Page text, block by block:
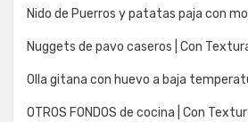
Nido de Puerros y patatas paja con
Nuggets de pavo caseros | Con
Olla gitana con huevo a baja
OTROS FONDOS de cocina | Con